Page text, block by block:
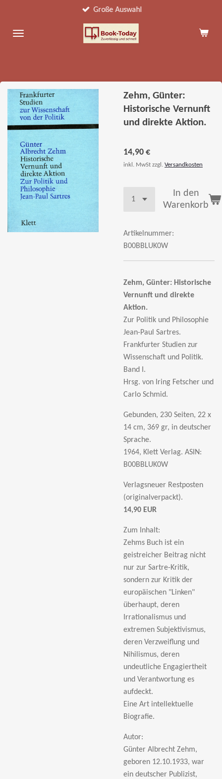
springen
Große Auswahl
Zehm, Günter:
Historische Vernunft
und direkte Aktion.
14,90 €
inkl. MwSt zzgl. Versandkosten
In den
Warenkorb
Artikelnummer:
B00BBLUK0W
Zehm, Günter: Historische
Vernunft und direkte
Aktion.
Zur Politik und Philosophie
Jean-Paul Sartres.
Frankfurter Studien zur
Wissenschaft und Politik.
Band I.
Hrsg. von Iring Fetscher und
Carlo Schmid.
Gebunden, 230 Seiten, 22 x
14 cm, 369 gr, in deutscher
Sprache.
1964, Klett Verlag. ASIN:
B00BBLUK0W
Verlagsneuer Restposten
(originalverpackt).
14,90 EUR
Zum Inhalt:
Zehms Buch ist ein
geistreicher Beitrag nicht
nur zur Sartre-Kritik,
sondern zur Kritik der
europäischen "Linken"
überhaupt, deren
Irrationalismus und
extremen Subjektivismus,
deren Verzweiflung und
Nihilismus, deren
undeutliche Engagiertheit
und Verantwortung es
aufdeckt.
Eine Art intellektuelle
Biografie.
Autor:
Günter Albrecht Zehm,
geboren 12.10.1933, war
ein deutscher Publizist,